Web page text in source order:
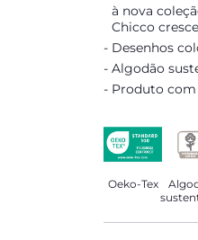
à nova
Chicco
Desenhos
Algodão
Produto com
Oeko-Tex